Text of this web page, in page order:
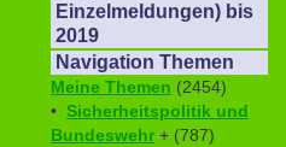
Einzelmeldungen) bis
2019
Navigation Themen
Meine Themen (2454)
• Sicherheitspolitik und
Bundeswehr + (787)